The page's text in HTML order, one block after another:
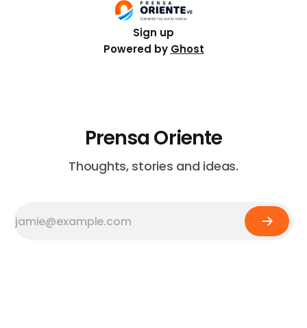
Sign up
Powered by Ghost
Prensa Oriente
Thoughts, stories and ideas.